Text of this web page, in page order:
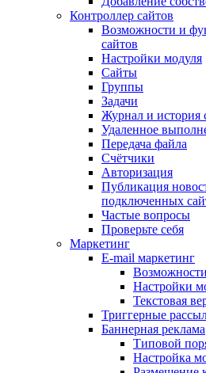
Контроллер сайтов
Возможности и
сайтов
Настройки модуля
Сайты
Группы
Задачи
Журнал и история
Удаленное
Передача файла
Счётчики
Авторизация
Публикация
подключенных
Частые вопросы
Проверьте себя
Маркетинг
E-mail маркетинг
Настройки
Текстовая
Триггерные
Баннерная реклама
Типовой
Настройка